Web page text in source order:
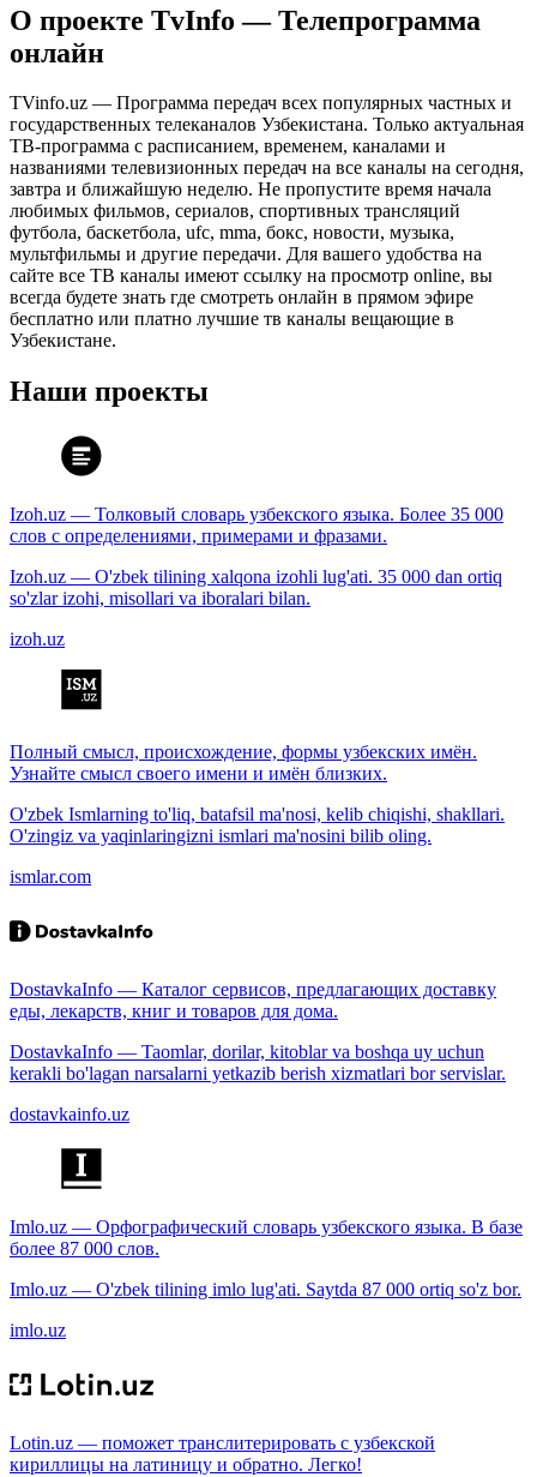
О проекте TvInfo — Телепрограмма
онлайн
TVinfo.uz — Программа передач всех популярных частных и
государственных телеканалов Узбекистана. Только актуальная
ТВ-программа с расписанием, временем, каналами и
названиями телевизионных передач на все каналы на сегодня,
завтра и ближайшую неделю. Не пропустите время начала
любимых фильмов, сериалов, спортивных трансляций
футбола, баскетбола, ufc, mma, бокс, новости, музыка,
мультфильмы и другие передачи. Для вашего удобства на
сайте все ТВ каналы имеют ссылку на просмотр online, вы
всегда будете знать где смотреть онлайн в прямом эфире
бесплатно или платно лучшие тв каналы вещающие в
Узбекистане.
Наши проекты
Izoh.uz — Толковый словарь узбекского языка. Более 35 000
слов с определениями, примерами и фразами.
Izoh.uz — O'zbek tilining xalqona izohli lug'ati. 35 000 dan ortiq
so'zlar izohi, misollari va iboralari bilan.
izoh.uz
Полный смысл, происхождение, формы узбекских имён.
Узнайте смысл своего имени и имён близких.
O'zbek Ismlarning to'liq, batafsil ma'nosi, kelib chiqishi, shakllari.
O'zingiz va yaqinlaringizni ismlari ma'nosini bilib oling.
ismlar.com
DostavkaInfo — Каталог сервисов, предлагающих доставку
еды, лекарств, книг и товаров для дома.
DostavkaInfo — Taomlar, dorilar, kitoblar va boshqa uy uchun
kerakli bo'lagan narsalarni yetkazib berish xizmatlari bor servislar.
dostavkainfo.uz
Imlo.uz — Орфографический словарь узбекского языка. В базе
более 87 000 слов.
Imlo.uz — O'zbek tilining imlo lug'ati. Saytda 87 000 ortiq so'z bor.
imlo.uz
Lotin.uz — поможет транслитерировать с узбекской
кириллицы на латиницу и обратно. Легко!